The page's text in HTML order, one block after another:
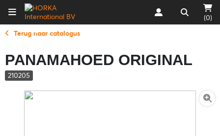
(0)
Terug naar catalogus
PANAMAHOED ORIGINAL
210205